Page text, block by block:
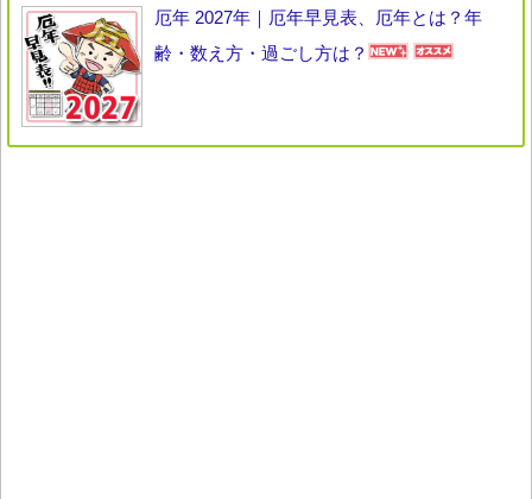
厄年 2027年｜厄年早見表、厄年とは？年
齢・数え方・過ごし方は？